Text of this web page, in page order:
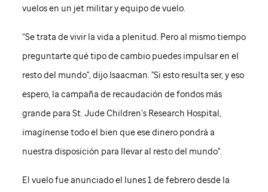
vuelos en un jet militar y equipo de vuelo.
“Se trata de vivir la vida a plenitud. Pero al mismo tiempo
preguntarte qué tipo de cambio puedes impulsar en el
resto del mundo", dijo Isaacman. "Si esto resulta ser, y eso
espero, la campaña de recaudación de fondos más
grande para St. JudeChildren’s Research Hospital,
imagínense todo el bien que ese dinero pondrá a
nuestra disposición para llevar al resto del mundo".
El vuelo fue anunciado el lunes 1 de febrero desde la